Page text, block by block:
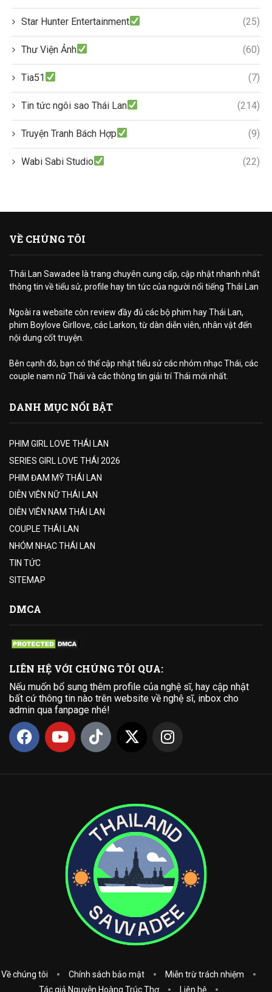
Star Hunter Entertainment (25)
Thư Viện Ảnh (60)
Tia51 (7)
Tin tức ngôi sao Thái Lan (214)
Truyện Tranh Bách Hợp (9)
Wabi Sabi Studio (22)
VỀ CHÚNG TÔI
Thái Lan Sawadee là trang chuyên cung cấp, cập nhật nhanh nhất
thông tin về tiểu sử, profile hay tin tức của người nổi tiếng Thái Lan
Ngoài ra website còn review đầy đủ các bộ phim hay Thái Lan,
phim Boylove Girllove, các Larkon, từ dàn diễn viên, nhân vật đến
nội dung cốt truyện.
Bên cạnh đó, bạn có thể cập nhật tiểu sử các nhóm nhạc Thái, các
couple nam nữ Thái và các thông tin giải trí Thái mới nhất.
DANH MỤC NỔI BẬT
PHIM GIRL LOVE THÁI LAN
SERIES GIRL LOVE THÁI 2026
PHIM ĐAM MỸ THÁI LAN
DIỄN VIÊN NỮ THÁI LAN
DIỄN VIÊN NAM THÁI LAN
COUPLE THÁI LAN
NHÓM NHẠC THÁI LAN
TIN TỨC
SITEMAP
DMCA
LIÊN HỆ VỚI CHÚNG TÔI QUA:
Nếu muốn bổ sung thêm profile của nghệ sĩ, hay cập nhật
bất cứ thông tin nào trên website về nghệ sĩ, inbox cho
admin qua fanpage nhé!
Về chúng tôi Chính sách bảo mật
Miễn trừ trách nhiệm
Tác giả Nguyễn Hoàng Trúc Thơ
Liên hệ